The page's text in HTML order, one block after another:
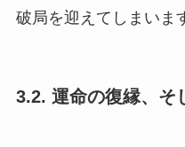
破局を迎えてしまいま
3.2. 運命の復縁、そ